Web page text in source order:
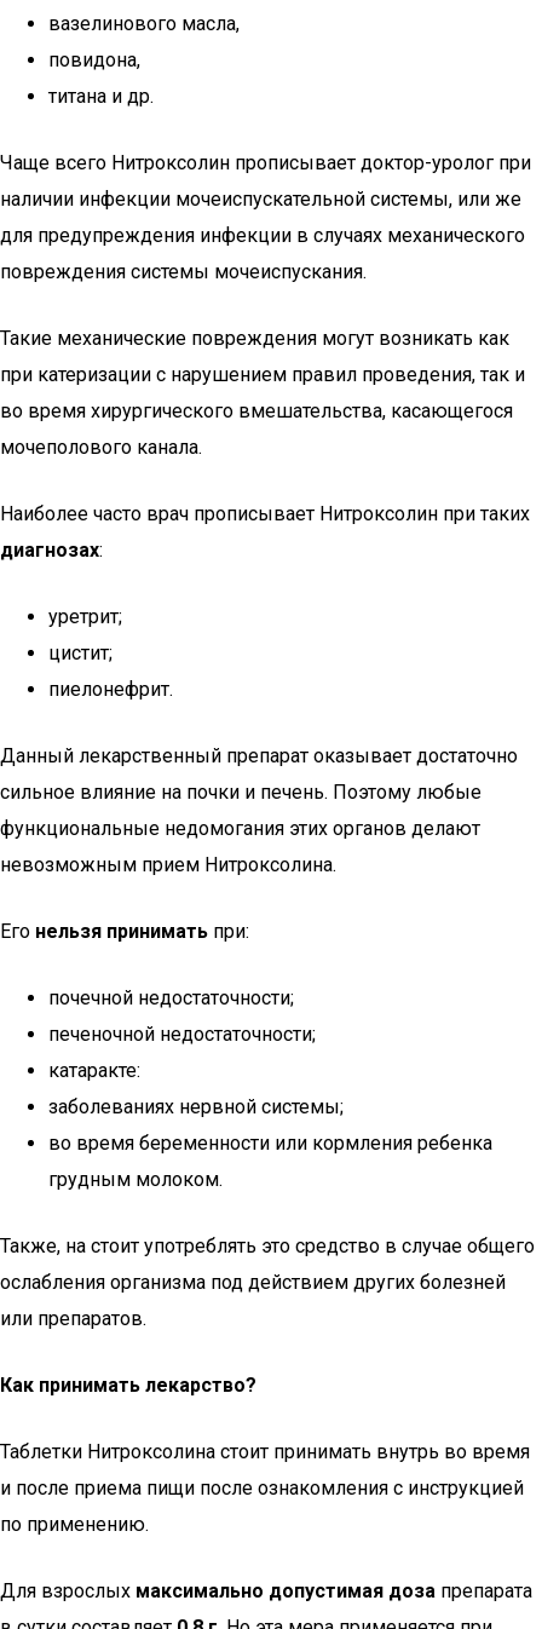
вазелинового масла,
повидона,
титана и др.
Чаще всего Нитроксолин прописывает доктор-уролог при
наличии инфекции мочеиспускательной системы, или же
для предупреждения инфекции в случаях механического
повреждения системы мочеиспускания.
Такие механические повреждения могут возникать как
при катеризации с нарушением правил проведения, так и
во время хирургического вмешательства, касающегося
мочеполового канала.
Наиболее часто врач прописывает Нитроксолин при таких
диагнозах:
уретрит;
цистит;
пиелонефрит.
Данный лекарственный препарат оказывает достаточно
сильное влияние на почки и печень. Поэтому любые
функциональные недомогания этих органов делают
невозможным прием Нитроксолина.
Его нельзя принимать при:
почечной недостаточности;
печеночной недостаточности;
катаракте:
заболеваниях нервной системы;
во время беременности или кормления ребенка
грудным молоком.
Также, на стоит употреблять это средство в случае общего
ослабления организма под действием других болезней
или препаратов.
Как принимать лекарство?
Таблетки Нитроксолина стоит принимать внутрь во время
и после приема пищи после ознакомления с инструкцией
по применению.
Для взрослых максимально допустимая доза препарата